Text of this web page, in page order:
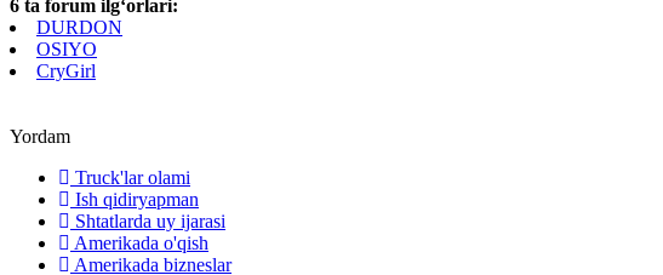
6 ta forum ilg‘orlari:
DURDON
OSIYO
CryGirl
Yordam
Truck'lar olami
Ish qidiryapman
Shtatlarda uy ijarasi
Amerikada o'qish
Amerikada bizneslar